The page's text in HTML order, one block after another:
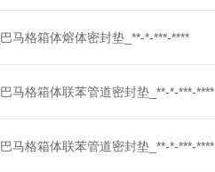
马格箱体熔体密封垫_**-*-***-****
马格箱体联苯管道密封垫_**-*-***-****
马格箱体联苯管道密封垫_**-*-***-****